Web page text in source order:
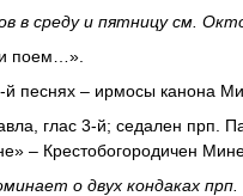
в среду и пятницу см.
поем…».
й песнях – ирмосы канона
глас 3-й; седален прп.
– Крестобогородичен
о двух кондаках